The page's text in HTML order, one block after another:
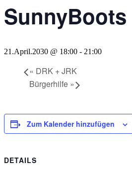
SunnyBoots
21.April.2030 @ 18:00 - 21:00
« DRK + JRK
Bürgerhilfe »
Zum Kalender hinzufügen
DETAILS